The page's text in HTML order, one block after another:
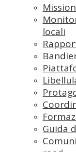
locali
Guida